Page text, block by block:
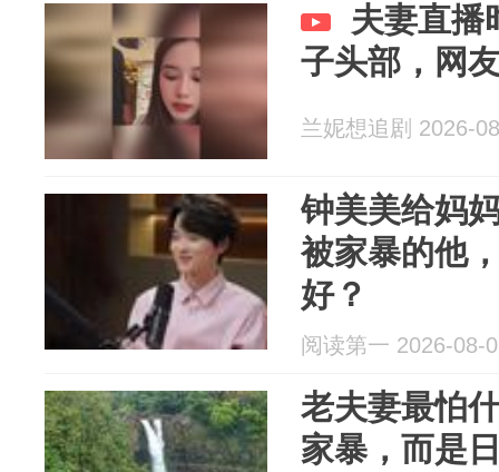
夫妻直播
子头部，网
兰妮想追剧 2026-
钟美美给妈
被家暴的他
好？
阅读第一 2026-08-
老夫妻最怕
家暴，而是